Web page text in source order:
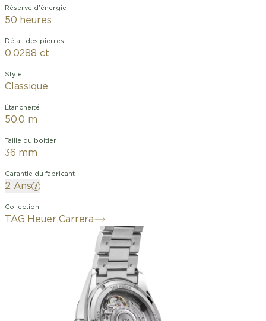
Réserve d'énergie
50 heures
Détail des pierres
0.0288 ct
Style
Classique
Étanchéité
50.0 m
Taille du boitier
36 mm
Garantie du fabricant
2 Ans
Collection
TAG Heuer Carrera
Entrez dans une ère d'élégance
intemporelle avec cette montre TAG
Heuer Carrera Date. Conçue dans un
boîtier de 36 mm, cette montre
raffinée combine un cadran en nacre
blanche serti de 76 diamants (0,288 ct)
sur le rehaut, offrant une note